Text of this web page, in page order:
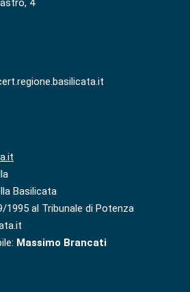
4
Basilicata
1995 al Tribunale di Potenza
Massimo Brancati